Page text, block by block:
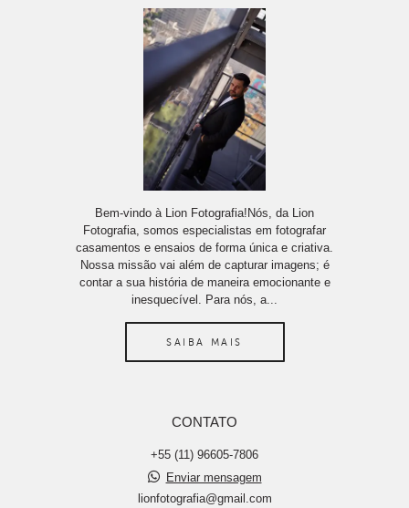
Bem-vindo à Lion Fotografia!Nós, da Lion
Fotografia, somos especialistas em fotografar
casamentos e ensaios de forma única e criativa.
Nossa missão vai além de capturar imagens; é
contar a sua história de maneira emocionante e
inesquecível. Para nós, a...
SAIBA MAIS
CONTATO
+55 (11) 96605-7806
Enviar mensagem
lionfotografia@gmail.com